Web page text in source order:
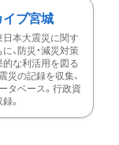
ブ宮城
本大震災に関す
、防災・減災対策
な利活用を図る
災の記録を収集、
タベース。行政資
。